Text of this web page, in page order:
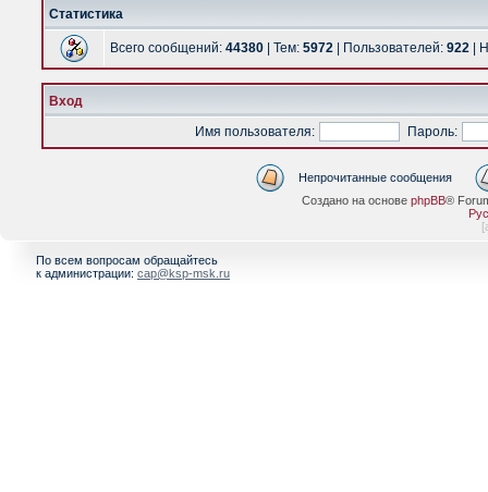
Статистика
Всего сообщений: 44380 | Тем: 5972 | Пользователей: 922 |
Вход
Имя пользователя:
Пароль:
Непрочитанные сообщения
Создано на основе phpBB®
[
По всем вопросам обращайтесь
к администрации: cap@ksp-msk.ru